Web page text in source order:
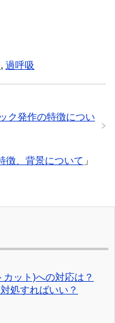
, 過呼吸
ク発作の特徴につい
徴、背景について 」
カット)への対応は？
処すればいい？